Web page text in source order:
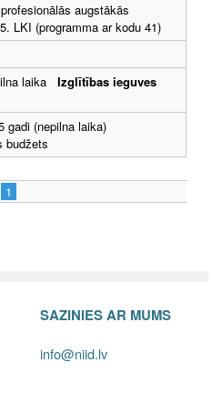
augstākās
LKI (programma ar kodu 41)
laika Izglītības ieguves
gadi (nepilna laika)
budžets
1
SAZINIES AR MUMS
info@niid.lv